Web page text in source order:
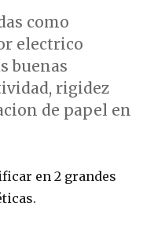
como
electrico
buenas
rigidez
de papel en
en 2 grandes